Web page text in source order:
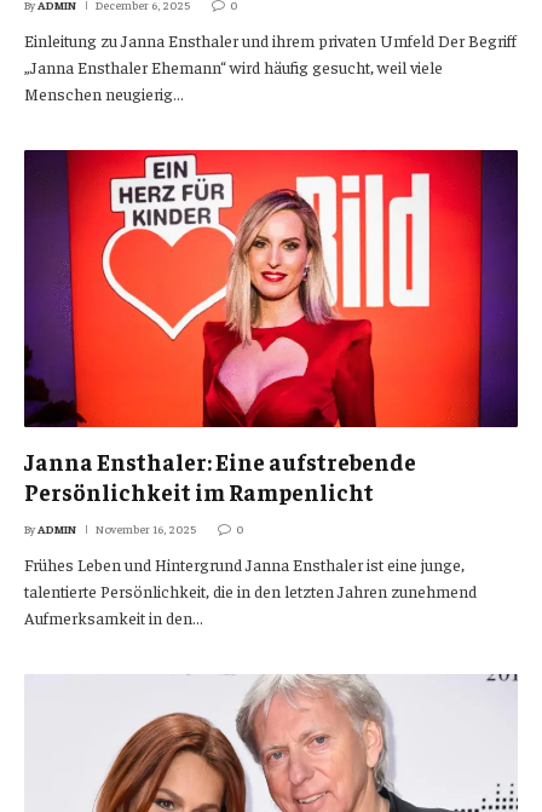
ByADMIN December 6, 2025 0
Einleitung zu Janna Ensthaler und ihrem privaten Umfeld Der Begriff
„Janna Ensthaler Ehemann“ wird häufig gesucht, weil viele
Menschen neugierig…
Janna Ensthaler: Eine aufstrebende
Persönlichkeit im Rampenlicht
ByADMIN November 16, 2025 0
Frühes Leben und Hintergrund Janna Ensthaler ist eine junge,
talentierte Persönlichkeit, die in den letzten Jahren zunehmend
Aufmerksamkeit in den…